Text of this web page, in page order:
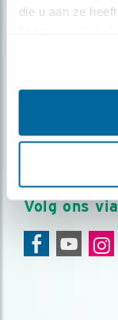
die u aan ze
Meld je aan en
Volg ons